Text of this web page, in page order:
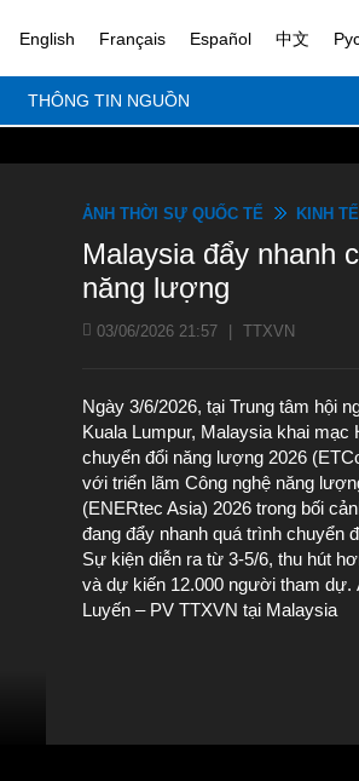
English Français Español 中文
THÔNG TIN NGUỒN
ẢNH THỜI SỰ QUỐC TẾ KINH
Malaysia đẩy nhanh
năng lượng
03/06/2026 21:57 TTXVN
Ngày 3/6/2026, tại Trung tâm hội
Kuala Lumpur, Malaysia khai mạc
chuyển đổi năng lượng 2026
với triển lãm Công nghệ năng
(ENERtec Asia) 2026 trong bối
đang đẩy nhanh quá trình chuyển
Sự kiện diễn ra từ 3-5/6, thu hút
và dự kiến 12.000 người tham dự.
Luyến – PV TTXVN tại Malaysia